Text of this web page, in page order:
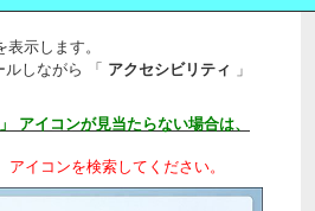
示します。
しながら 「 アクセシビリティ 」
アイコンが見当たらない場合は、
アイコンを検索してください。